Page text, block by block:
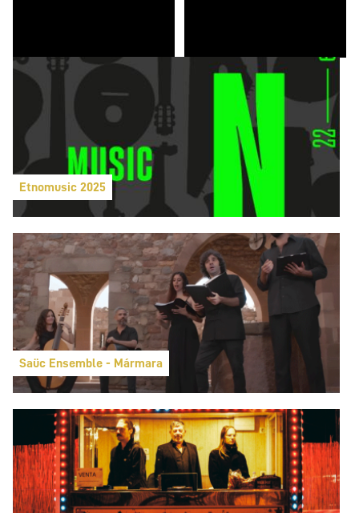
Etnomusic 2025
Saüc Ensemble - Mármara